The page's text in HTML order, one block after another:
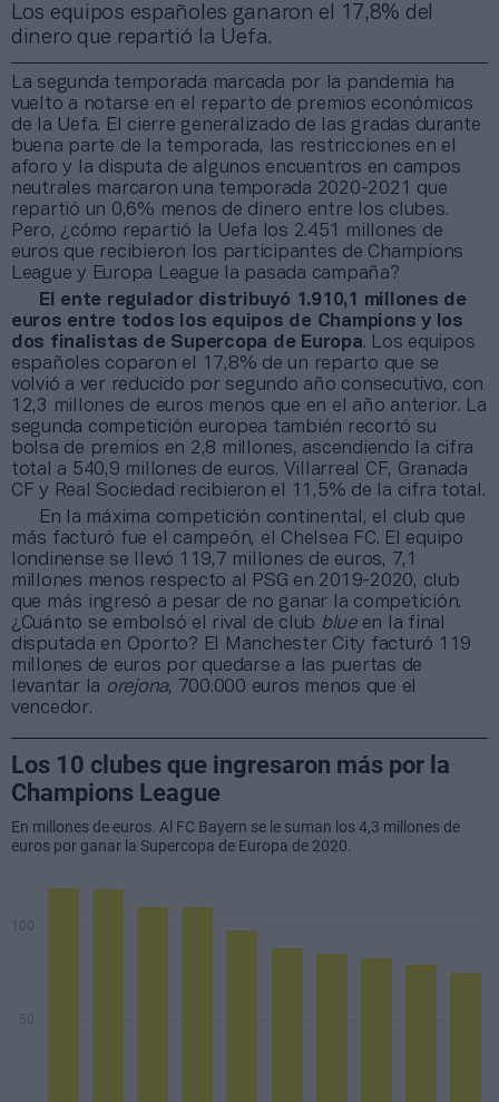
Los equipos españoles ganaron el 17,8% del
dinero que repartió la Uefa.
La segunda temporada marcada por la pandemia ha
vuelto a notarse en el reparto de premios económicos
de la Uefa. El cierre generalizado de las gradas durante
buena parte de la temporada, las restricciones en el
aforo y la disputa de algunos encuentros en campos
neutrales marcaron una temporada 2020-2021 que
repartió un 0,6% menos de dinero entre los clubes.
Pero, ¿cómo repartió la Uefa los 2.451 millones de
euros que recibieron los participantes de Champions
League y Europa League la pasada campaña?
El ente regulador distribuyó 1.910,1 millones de
euros entre todos los equipos de Champions y los
dos finalistas de Supercopa de Europa. Los equipos
españoles coparon el 17,8% de un reparto que se
volvió a ver reducido por segundo año consecutivo, con
12,3 millones de euros menos que en el año anterior. La
segunda competición europea también recortó su
bolsa de premios en 2,8 millones, ascendiendo la cifra
total a 540,9 millones de euros. Villarreal CF, Granada
CF y Real Sociedad recibieron el 11,5% de la cifra total.
En la máxima competición continental, el club que
más facturó fue el campeón, el Chelsea FC. El equipo
londinense se llevó 119,7 millones de euros, 7,1
millones menos respecto al PSG en 2019-2020, club
que más ingresó a pesar de no ganar la competición.
¿Cuánto se embolsó el rival de club blueen la final
disputada en Oporto? El Manchester City facturó 119
millones de euros por quedarse a las puertas de
levantar la orejona, 700.000 euros menos que el
vencedor.